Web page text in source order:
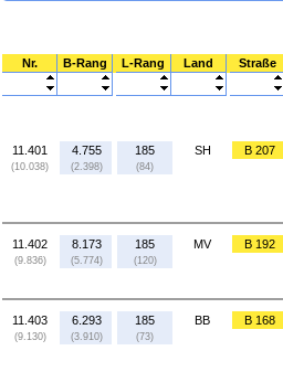
Nr. B-Rang L-Rang Land Straße
11.401
(10.038)
4.755
(2.398)
185
(84)
SH B 207
11.402
(9.836)
8.173
(5.774)
185
(120)
MV B 192
11.403
(9.130)
6.293
(3.910)
185
(73)
BB B 168